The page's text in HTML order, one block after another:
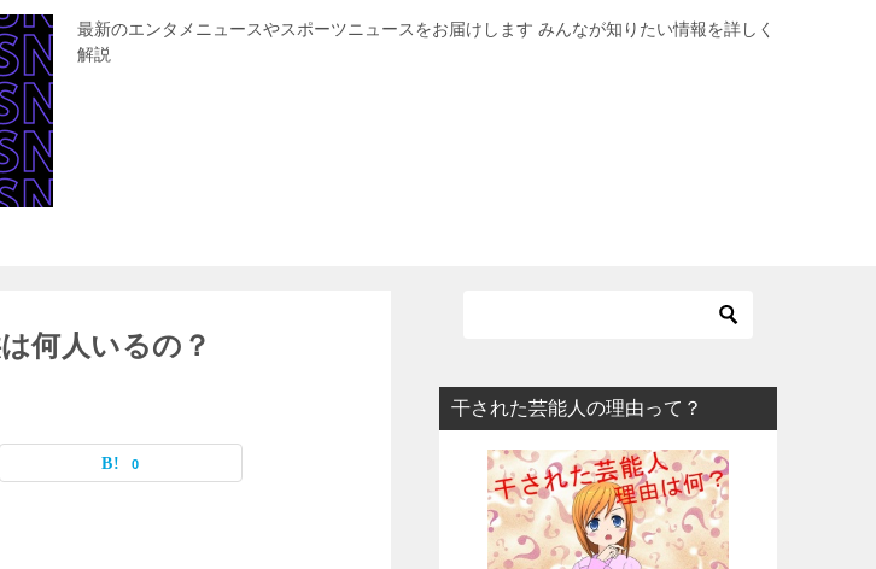
最新のエンタメニュースやスポーツニュースをお届けします みんなが知りたい情報を詳しく
解説
何人いるの？
0
干された芸能人の理由って？